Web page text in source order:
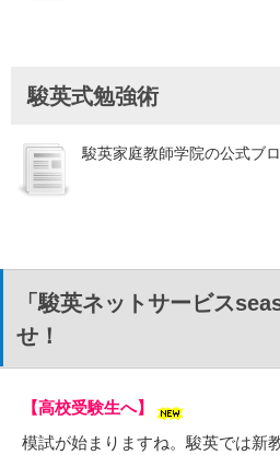
駿英式勉強術
駿英家庭教師学院の公式ブ
「駿英ネットサービス
せ！
【高校受験生へ】
模試が始まりますね。駿英では新